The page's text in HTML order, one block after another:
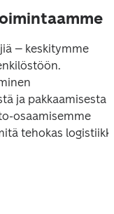
– keskitymme
ja pakkaamisesta
osaamisemme
tehokas